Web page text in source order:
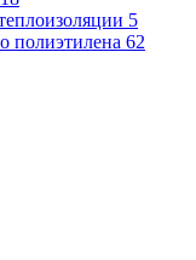
5
полиэтилена 62